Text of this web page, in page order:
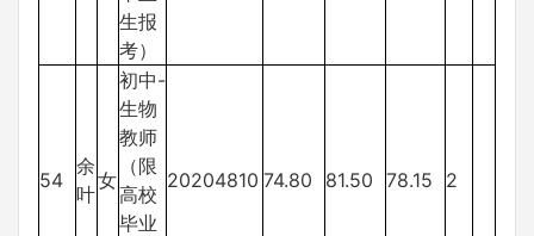
生报
考）
54
余
叶
女
初中-
生物
教师
（限
高校
毕业
20204810 74.80 81.50 78.15 2